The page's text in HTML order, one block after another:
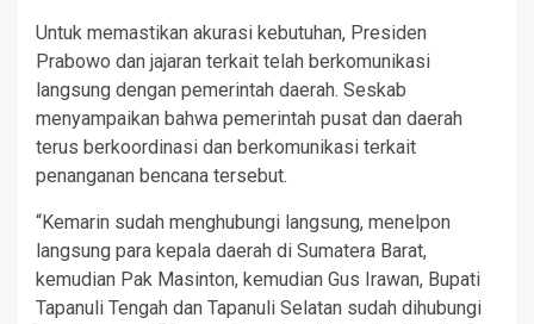
Untuk memastikan akurasi kebutuhan, Presiden
Prabowo dan jajaran terkait telah berkomunikasi
langsung dengan pemerintah daerah. Seskab
menyampaikan bahwa pemerintah pusat dan daerah
terus berkoordinasi dan berkomunikasi terkait
penanganan bencana tersebut.
“Kemarin sudah menghubungi langsung, menelpon
langsung para kepala daerah di Sumatera Barat,
kemudian Pak Masinton, kemudian Gus Irawan, Bupati
Tapanuli Tengah dan Tapanuli Selatan sudah dihubungi